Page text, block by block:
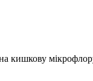
кишкову